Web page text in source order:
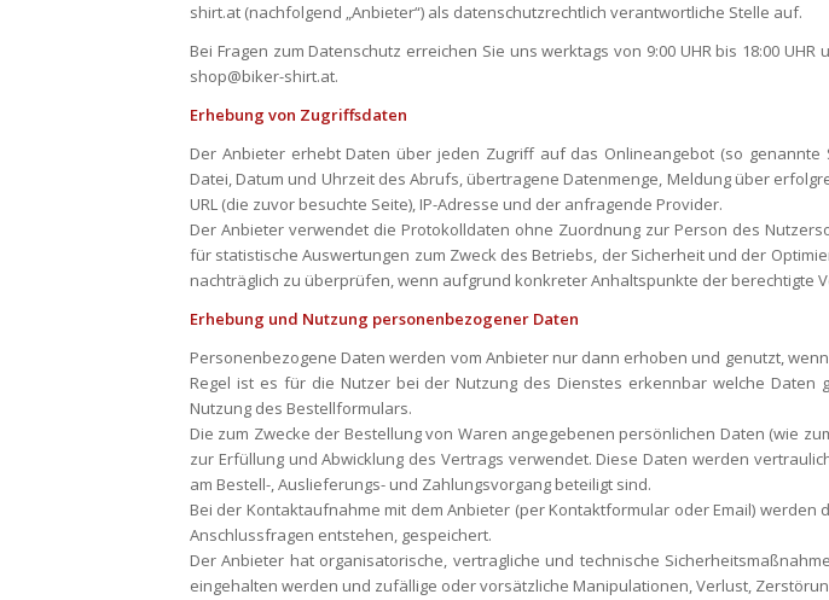
shirt.at (nachfolgend „Anbieter“) als datenschutzrechtlich verantwortliche Stelle auf.
Bei Fragen zum Datenschutz erreichen Sie uns werktags von 9:00 UHR bis 18:00
shop@biker-shirt.at.
Erhebung von Zugriffsdaten
Der Anbieter erhebt Daten über jeden Zugriff auf das Onlineangebot (so
Datei, Datum und Uhrzeit des Abrufs, übertragene Datenmenge, Meldung über
URL (die zuvor besuchte Seite), IP-Adresse und der anfragende Provider.
Der Anbieter verwendet die Protokolldaten ohne Zuordnung zur Person des
für statistische Auswertungen zum Zweck des Betriebs, der Sicherheit und der
nachträglich zu überprüfen, wenn aufgrund konkreter Anhaltspunkte der berechtigte
Erhebung und Nutzung personenbezogener Daten
Personenbezogene Daten werden vom Anbieter nur dann erhoben und genutzt,
Regel ist es für die Nutzer bei der Nutzung des Dienstes erkennbar welche
Nutzung des Bestellformulars.
Die zum Zwecke der Bestellung von Waren angegebenen persönlichen Daten (wie
zur Erfüllung und Abwicklung des Vertrags verwendet. Diese Daten werden
am Bestell-, Auslieferungs- und Zahlungsvorgang beteiligt sind.
Bei der Kontaktaufnahme mit dem Anbieter (per Kontaktformular oder Email)
Anschlussfragen entstehen, gespeichert.
Der Anbieter hat organisatorische, vertragliche und technische
eingehalten werden und zufällige oder vorsätzliche Manipulationen, Verlust,